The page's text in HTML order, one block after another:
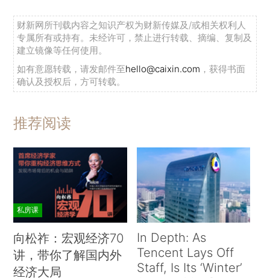
财新网所刊载内容之知识产权为财新传媒及/或相关权利人
专属所有或持有。未经许可，禁止进行转载、摘编、复制及
建立镜像等任何使用。
如有意愿转载，请发邮件至hello@caixin.com ，获得书面
确认及授权后，方可转载。
推荐阅读
私房课
向松祚：宏观经济70
讲，带你了解国内外
经济大局
In Depth: As
Tencent Lays Off
Staff, Is Its ‘Winter’